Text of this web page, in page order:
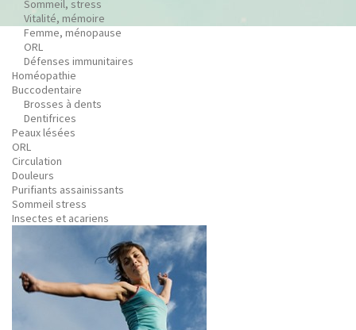
Sommeil, stress
Vitalité, mémoire
Femme, ménopause
ORL
Défenses immunitaires
Homéopathie
Buccodentaire
Brosses à dents
Dentifrices
Peaux lésées
ORL
Circulation
Douleurs
Purifiants assainissants
Sommeil stress
Insectes et acariens